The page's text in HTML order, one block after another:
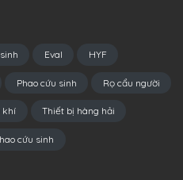
Eval HYF
Phao cứu sinh Rọ cẩu người
khí Thiết bị hàng hải
cứu sinh